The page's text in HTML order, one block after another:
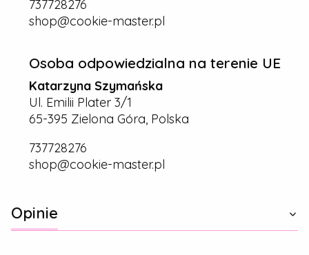
737728276
shop@cookie-master.pl
Osoba odpowiedzialna na terenie UE
Katarzyna Szymańska
Ul. Emilii Plater 3/1
65-395 Zielona Góra, Polska
737728276
shop@cookie-master.pl
Opinie